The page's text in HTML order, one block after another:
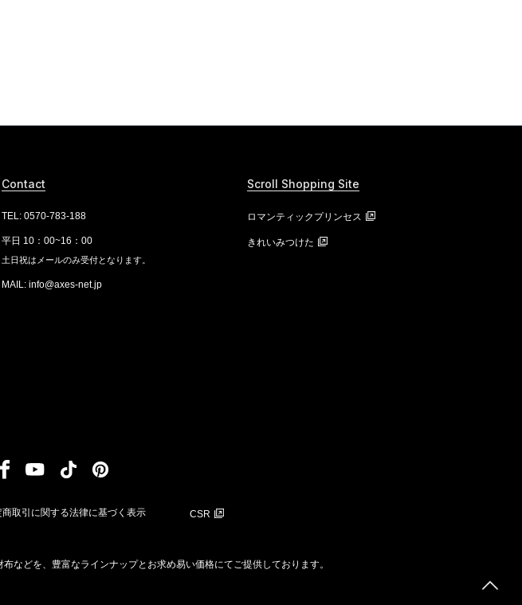
Contact
TEL: 0570-783-188
平日 10：00~16：00
土日祝はメールのみ受付となります。
MAIL: info@axes-net.jp
Scroll Shopping Site
ロマンティックプリンセス
きれいみつけた
商取引に関する法律に基づく表示 CSR
などを、豊富なラインナップとお求め易い価格にてご提供しております。